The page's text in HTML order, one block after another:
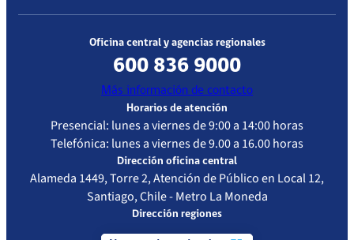
Oficina central y agencias regionales
600 836 9000
Más información de contacto
Horarios de atención
Presencial: lunes a viernes de 9:00 a 14:00 horas
Telefónica: lunes a viernes de 9.00 a 16.00 horas
Dirección oficina central
Alameda 1449, Torre 2, Atención de Público en Local 12,
Santiago, Chile - Metro La Moneda
Dirección regiones